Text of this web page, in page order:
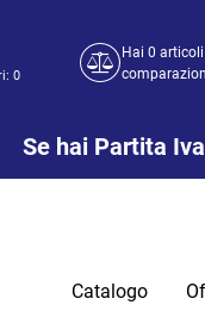
0
Hai0
Se hai Partita
Catalogo